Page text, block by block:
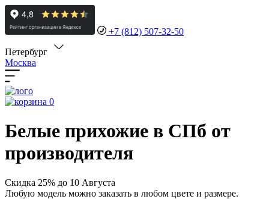
+7 (812) 507-32-50
Петербург
Москва
0
Белые прихожие в СПб от
производителя
Скидка 25% до 10 Августа
Любую модель можно заказать в любом цвете и размере.